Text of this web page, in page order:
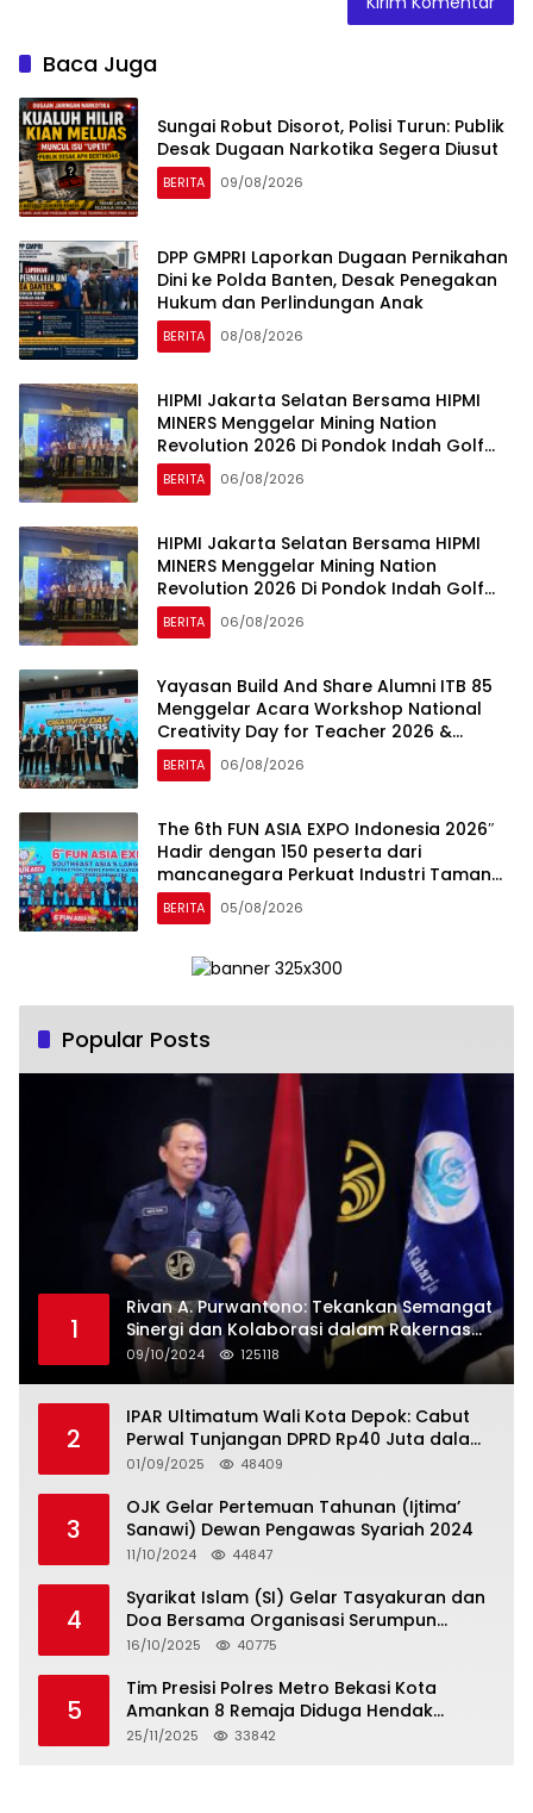
Baca Juga
Sungai Robut Disorot, Polisi Turun: Publik
Desak Dugaan Narkotika Segera Diusut
BERITA 09/08/2026
DPP GMPRI Laporkan Dugaan Pernikahan
Dini ke Polda Banten, Desak Penegakan
Hukum dan Perlindungan Anak
BERITA 08/08/2026
HIPMI Jakarta Selatan Bersama HIPMI
MINERS Menggelar Mining Nation
Revolution 2026 Di Pondok Indah Golf
Jakarta
BERITA 06/08/2026
HIPMI Jakarta Selatan Bersama HIPMI
MINERS Menggelar Mining Nation
Revolution 2026 Di Pondok Indah Golf
Jakarta
BERITA 06/08/2026
Yayasan Build And Share Alumni ITB 85
Menggelar Acara Workshop National
Creativity Day for Teacher 2026 &
Dibuka Resmi Pramono Anung (Gubernur
DKI Jakarta)
BERITA 06/08/2026
The 6th FUN ASIA EXPO Indonesia 2026″
Hadir dengan 150 peserta dari
mancanegara Perkuat Industri Taman
Rekreasi dan Ekosistem Pariwisata di
Tanah Air
BERITA 05/08/2026
Popular Posts
1
Rivan A. Purwantono: Tekankan Semangat
Sinergi dan Kolaborasi dalam Rakernas
Serikat Pekerja Jasa Raharja
09/10/2024 125118
2
IPAR Ultimatum Wali Kota Depok: Cabut
Perwal Tunjangan DPRD Rp40 Juta dalam
5 Hari atau Hadapi Aksi Rakyat
01/09/2025 48409
3
OJK Gelar Pertemuan Tahunan (Ijtima’
Sanawi) Dewan Pengawas Syariah 2024
11/10/2024 44847
4
Syarikat Islam (SI) Gelar Tasyakuran dan
Doa Bersama Organisasi Serumpun
Syarikat Islam Doa
16/10/2025 40775
5
Tim Presisi Polres Metro Bekasi Kota
Amankan 8 Remaja Diduga Hendak
Tawuran
25/11/2025 33842